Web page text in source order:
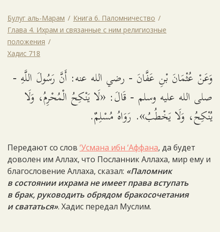
Булуг аль-Марам
Книга 6. Паломничество
Глава 4. Ихрам и связанные с ним религиозные
положения
Хадис 718
وَعَنْ عُثْمَانَ بْنِ عَفَّانَ - رضي الله عنه: أَنَّ رَسُولَ اللَّهِ -
صلى الله عليه وسلم - قَالَ: «لَا يَنْكِحُ الْمُحْرِمُ، وَلَا
يُنْكِحُ، وَلَا يَخْطُبُ». رَوَاهُ مُسْلِمٌ.
Передают со слов ‘Усмана ибн ‘Аффана, да будет
доволен им Аллах, что Посланник Аллаха, мир ему и
благословение Аллаха, сказал: «Паломник
в состоянии ихрама не имеет права вступать
в брак, руководить обрядом бракосочетания
и свататься». Хадис передал Муслим.